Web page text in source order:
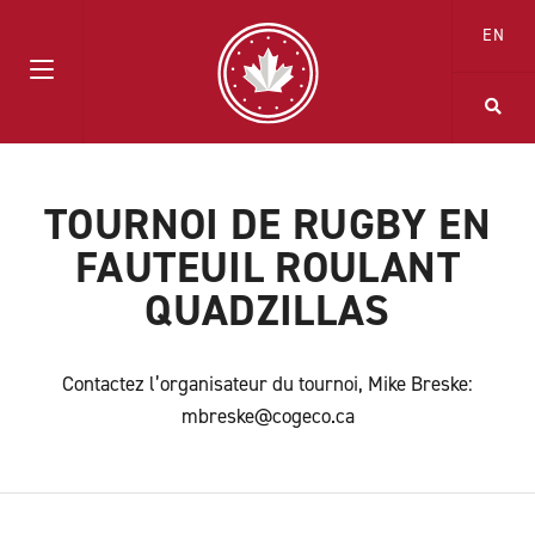
EN
TOURNOI DE RUGBY EN
FAUTEUIL ROULANT
QUADZILLAS
Contactez l’organisateur du tournoi, Mike Breske:
mbreske@cogeco.ca